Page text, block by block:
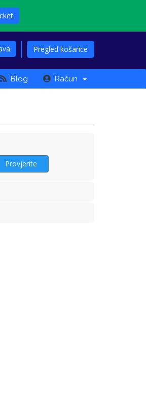
Pregled košarice
Blog Račun
Provjerite